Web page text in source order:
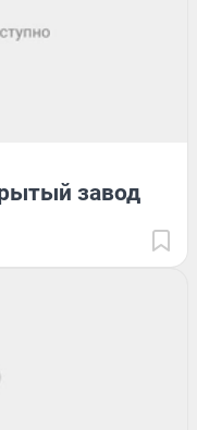
завод